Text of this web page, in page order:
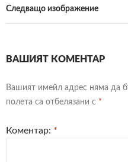
Следващо изображение
ВАШИЯТ КОМЕНТАР
Вашият имейл адрес няма да
полета са отбелязани с *
Коментар: *